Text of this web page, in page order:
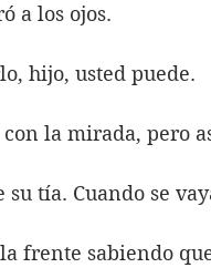
a los ojos.
hijo, usted puede.
la mirada, pero
su tía. Cuando se
frente sabiendo